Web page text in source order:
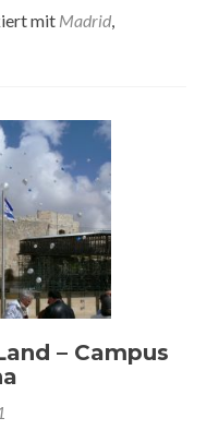
mit Madrid,
– Campus